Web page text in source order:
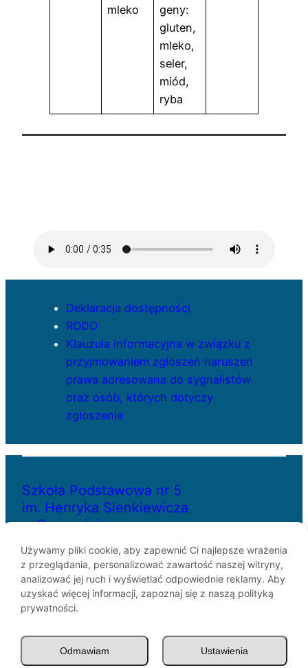
mleko
geny:
gluten,
mleko,
seler,
miód,
ryba
Deklaracja dostępności
RODO
Klauzula informacyjna w związku z
przyjmowaniem zgłoszeń naruszeń
prawa adresowana do sygnalistów
oraz osób, których dotyczy
zgłoszenie
Szkoła Podstawowa nr 5
im. Henryka Sienkiewicza
w Szczecinie
ul. Bł. Królowej Jadwigi 29
70-262 Szczecin
telefon: 91-433-30-07
e-mail: sp5@miasto.szczecin.pl
Używamy pliki cookie, aby zapewnić Ci najlepsze wrażenia
z przeglądania, personalizować zawartość naszej witryny,
analizować jej ruch i wyświetlać odpowiednie reklamy. Aby
uzyskać więcej informacji, zapoznaj się z naszą polityką
prywatności.
Ustawienia
Odmawiam